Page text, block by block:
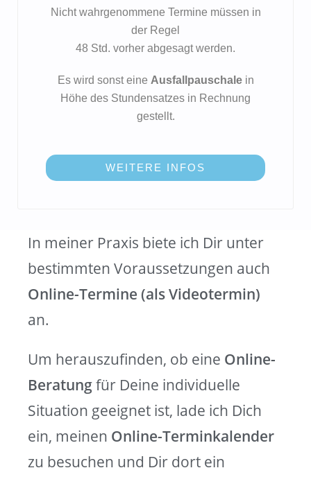
Nicht wahrgenommene Termine müssen in
der Regel
48 Std. vorher abgesagt werden.
Es wird sonst eine Ausfallpauschalein
Höhe des Stundensatzes in Rechnung
gestellt.
WEITERE INFOS
In meiner Praxis biete ich Dir unter
bestimmten Voraussetzungen auch
Online-Termine (als Videotermin)
an.
Um herauszufinden, ob eine Online-
Beratungfür Deine individuelle
Situation geeignet ist, lade ich Dich
ein, meinen Online-Terminkalender
zu besuchen und Dir dort ein